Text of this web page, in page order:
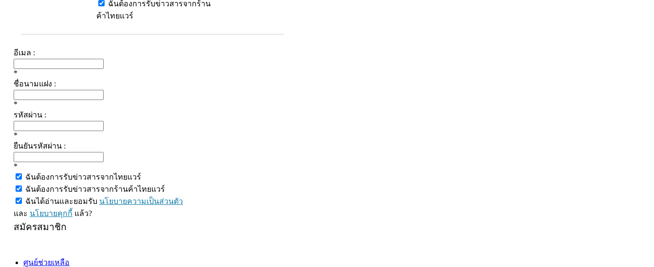
ฉันต้องการรับข่าวสารจากร้าน
ค้าไทยแวร์
อีเมล :
*
ชื่อนามแฝง :
*
รหัสผ่าน :
*
ยืนยันรหัสผ่าน :
*
ฉันต้องการรับข่าวสารจากไทยแวร์
ฉันต้องการรับข่าวสารจากร้านค้าไทยแวร์
ฉันได้อ่านและยอมรับ นโยบายความเป็นส่วนตัว
และ นโยบายคุกกี้ แล้ว?
สมัครสมาชิก
ศูนย์ช่วยเหลือ